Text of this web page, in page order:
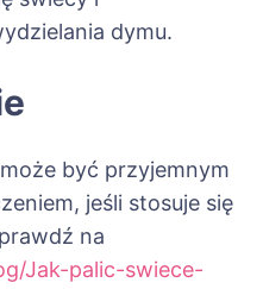
dymu.
być przyjemnym
jeśli stosuje się
na
Jak-palic-swiece-